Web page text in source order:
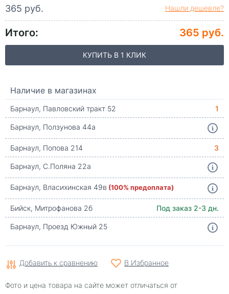
365 руб. Нашли дешевле?
Итого: 365 руб.
КУПИТЬ В 1 КЛИК
Наличие в магазинах
Барнаул, Павловский тракт 52
1
Барнаул, Ползунова 44а
Барнаул, Попова 214
3
Барнаул, С.Поляна 22а
Барнаул, Власихинская 49в (100% предоплата)
Бийск, Митрофанова 2б
Под заказ 2-3 дн.
Барнаул, Проезд Южный 25
Добавить к сравнению В Избранное
Фото и цена товара на сайте может отличаться от